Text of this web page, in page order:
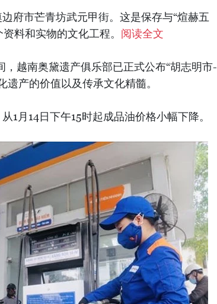
府市芒青坊武元甲街。这是保存与“煊赫五
料和实物的文化工程。 阅读全文
，越南奥黛遗产俱乐部已正式公布“胡志明市-
产的价值以及传承文化精髓。
1月14日下午15时起成品油价格小幅下降。